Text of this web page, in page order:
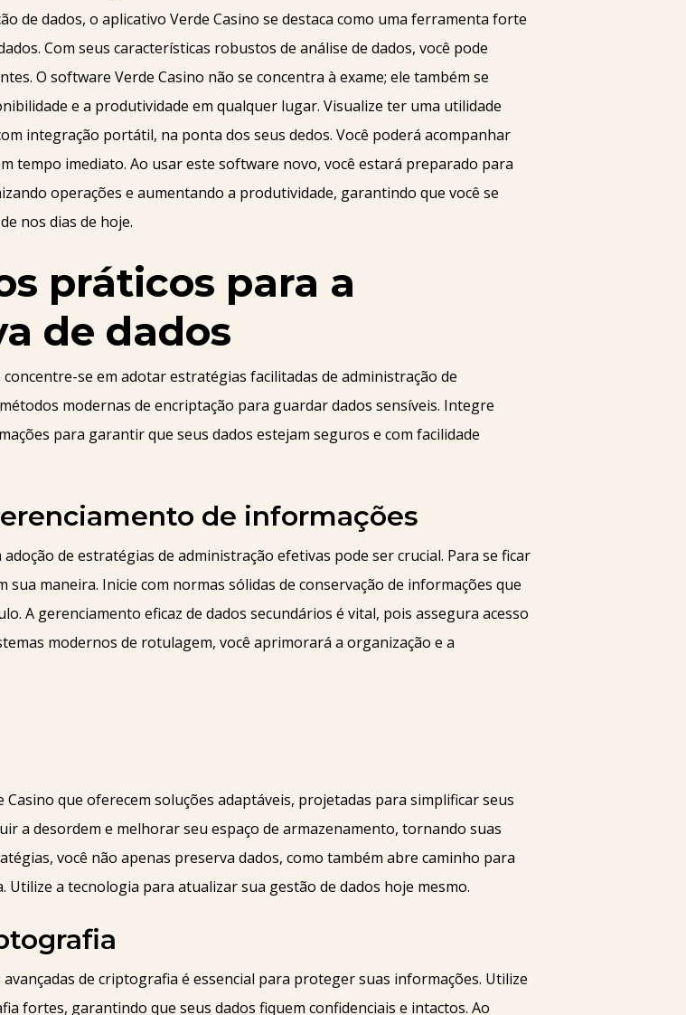
de dados, o aplicativo Verde Casino se destaca como uma ferramenta forte
Com seus características robustos de análise de dados, você pode
O software Verde Casino não se concentra à exame; ele também se
e a produtividade em qualquer lugar. Visualize ter uma utilidade
integração portátil, na ponta dos seus dedos. Você poderá acompanhar
tempo imediato. Ao usar este software novo, você estará preparado para
operações e aumentando a produtividade, garantindo que você se
nos dias de hoje.
práticos para a
de dados
se em adotar estratégias facilitadas de administração de
modernas de encriptação para guardar dados sensíveis. Integre
para garantir que seus dados estejam seguros e com facilidade
de informações
de estratégias de administração efetivas pode ser crucial. Para se ficar
maneira. Inicie com normas sólidas de conservação de informações que
A gerenciamento eficaz de dados secundários é vital, pois assegura acesso
modernos de rotulagem, você aprimorará a organização e a
que oferecem soluções adaptáveis, projetadas para simplificar seus
a desordem e melhorar seu espaço de armazenamento, tornando suas
você não apenas preserva dados, como também abre caminho para
Utilize a tecnologia para atualizar sua gestão de dados hoje mesmo.
de criptografia é essencial para proteger suas informações. Utilize
fortes, garantindo que seus dados fiquem confidenciais e intactos. Ao